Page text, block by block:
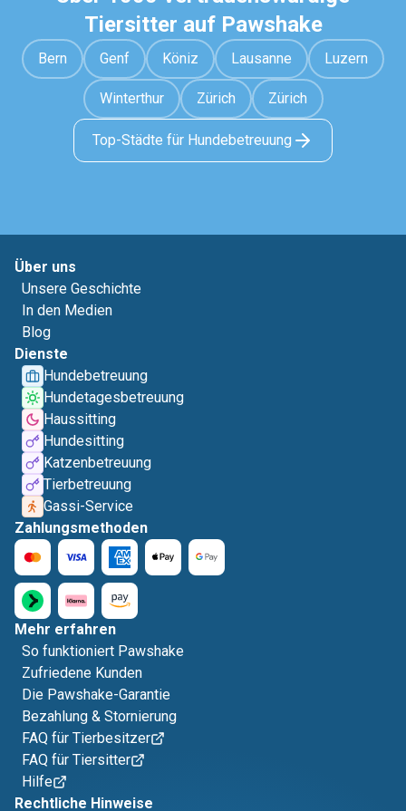
Tiersitter auf Pawshake
Bern Genf Köniz Lausanne Luzern
Winterthur Zürich Zürich
Top-Städte für Hundebetreuung
Über uns
Unsere Geschichte
In den Medien
Blog
Dienste
Hundebetreuung
Hundetagesbetreuung
Haussitting
Hundesitting
Katzenbetreuung
Tierbetreuung
Gassi-Service
Zahlungsmethoden
Mehr erfahren
So funktioniert Pawshake
Zufriedene Kunden
Die Pawshake-Garantie
Bezahlung & Stornierung
FAQ für Tierbesitzer
FAQ für Tiersitter
Hilfe
Rechtliche Hinweise